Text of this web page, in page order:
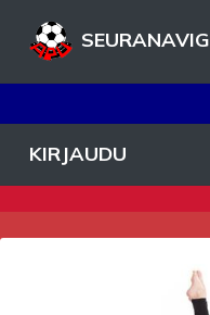
KIRJAUDU